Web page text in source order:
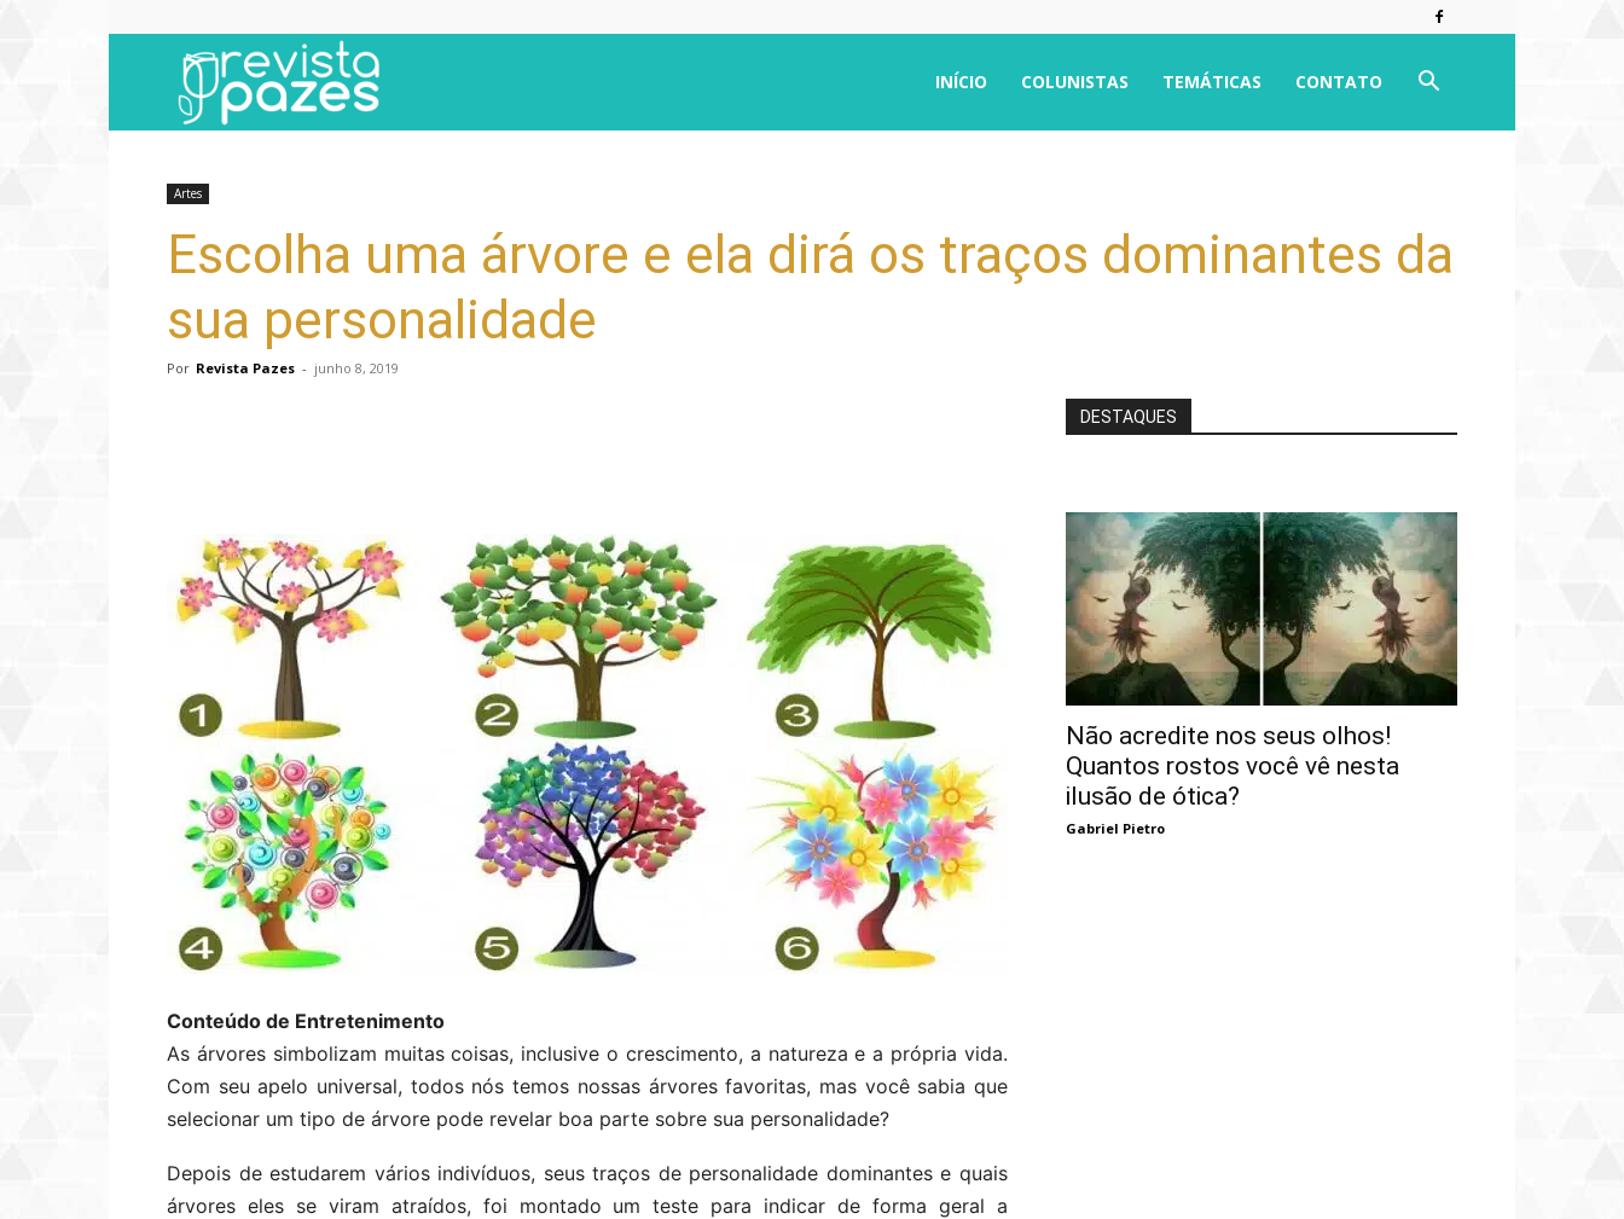
INÍCIO COLUNISTAS TEMÁTICAS CONTATO
Artes
Escolha uma árvore e ela dirá os traços dominantes da
sua personalidade
Por Revista Pazes - junho 8, 2019
Conteúdo de Entretenimento
As árvores simbolizam muitas coisas, inclusive o crescimento, a natureza e a própria vida.
Com seu apelo universal, todos nós temos nossas árvores favoritas, mas você sabia que
selecionar um tipo de árvore pode revelar boa parte sobre sua personalidade?
Depois de estudarem vários indivíduos, seus traços de personalidade dominantes e quais
árvores eles se viram atraídos, foi montado um teste para indicar de forma geral a
DESTAQUES
Não acredite nos seus olhos!
Quantos rostos você vê nesta
ilusão de ótica?
Gabriel Pietro